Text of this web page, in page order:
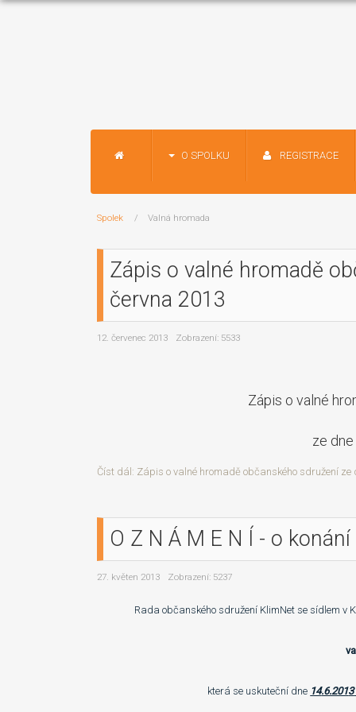
O SPOLKU REGISTRACE
Spolek Valná hromada
Zápis o valné hromadě
června 2013
12. červenec 2013 Zobrazení: 5533
Zápis o valné
ze
Číst dál: Zápis o valné hromadě občanského sdružení ze
O Z N Á M E N Í - o
27. květen 2013 Zobrazení: 5237
Rada občanského sdružení KlimNet se sídlem v
která se uskuteční dne 14.6.2013